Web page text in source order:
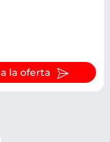
la oferta